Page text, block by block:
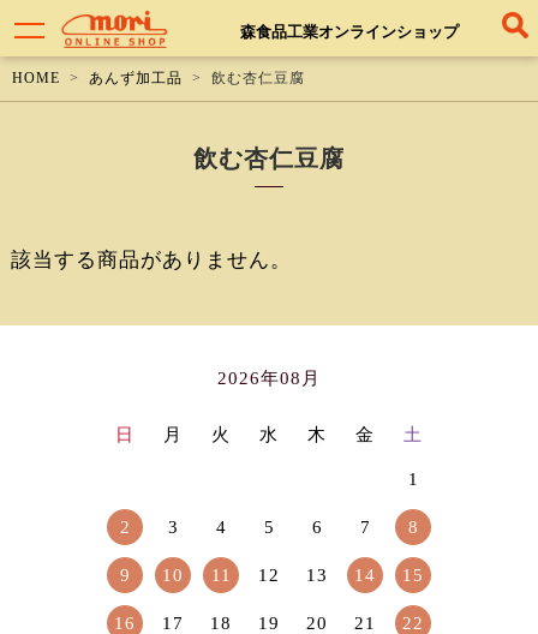
森食品工業オンラインショップ
HOME あんず加工品 飲む杏仁豆腐
飲む杏仁豆腐
該当する商品がありません。
2026年08月
日 月 火 水 木 金 土
1
2 3 4 5 6 7 8
9 10 11 12 13 14 15
16 17 18 19 20 21 22